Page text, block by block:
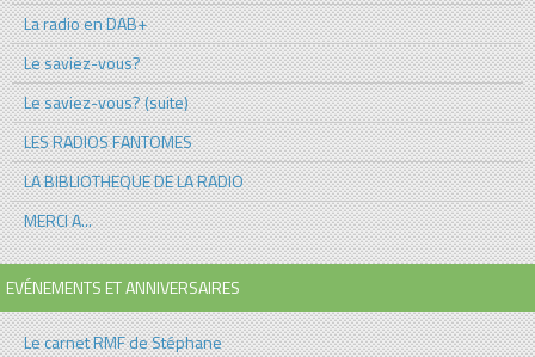
La radio en DAB+
Le saviez-vous?
Le saviez-vous? (suite)
LES RADIOS FANTOMES
LA BIBLIOTHEQUE DE LA RADIO
MERCI A...
EVÉNEMENTS ET ANNIVERSAIRES
Le carnet RMF de Stéphane